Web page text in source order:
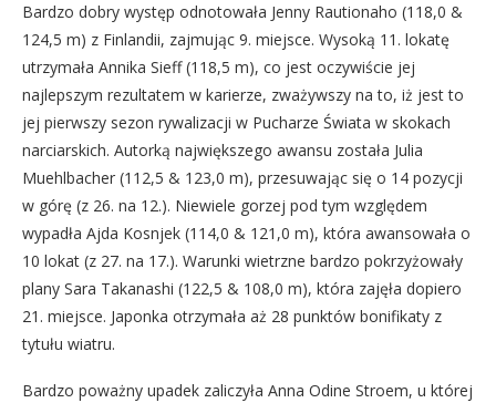
Bardzo dobry występ odnotowała Jenny Rautionaho (118,0 &
124,5 m) z Finlandii, zajmując 9. miejsce. Wysoką 11. lokatę
utrzymała Annika Sieff (118,5 m), co jest oczywiście jej
najlepszym rezultatem w karierze, zważywszy na to, iż jest to
jej pierwszy sezon rywalizacji w Pucharze Świata w skokach
narciarskich. Autorką największego awansu została Julia
Muehlbacher (112,5 & 123,0 m), przesuwając się o 14 pozycji
w górę (z 26. na 12.). Niewiele gorzej pod tym względem
wypadła Ajda Kosnjek (114,0 & 121,0 m), która awansowała o
10 lokat (z 27. na 17.). Warunki wietrzne bardzo pokrzyżowały
plany Sara Takanashi (122,5 & 108,0 m), która zajęła dopiero
21. miejsce. Japonka otrzymała aż 28 punktów bonifikaty z
tytułu wiatru.
Bardzo poważny upadek zaliczyła Anna Odine Stroem, u której